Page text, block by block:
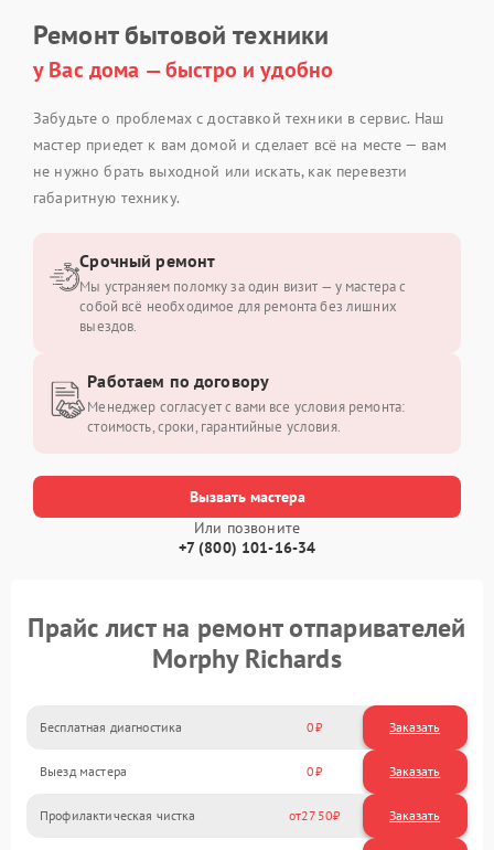
Ремонт бытовой техники
у Вас дома — быстро и удобно
Забудьте о проблемах с доставкой техники в сервис. Наш
мастер приедет к вам домой и сделает всё на месте — вам
не нужно брать выходной или искать, как перевезти
габаритную технику.
Вызвать мастера
Или позвоните
+7 (800) 101-16-34
Срочный ремонт
Мы устраняем поломку за один визит — у мастера с
собой всё необходимое для ремонта без лишних
выездов.
Работаем по договору
Менеджер согласует с вами все условия ремонта:
стоимость, сроки, гарантийные условия.
Прайс лист на ремонт отпаривателей
Morphy Richards
Бесплатная диагностика 0 Заказать
Выезд мастера 0 Заказать
Профилактическая чистка 2750